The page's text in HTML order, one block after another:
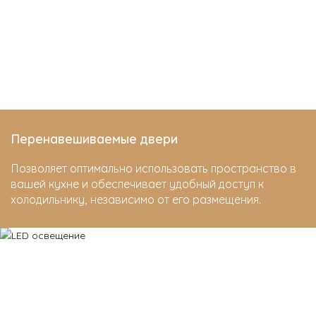
Перенавешиваемые двери
Позволяет оптимально использовать пространство в
вашей кухне и обеспечивает удобный доступ к
холодильнику, независимо от его размещения.